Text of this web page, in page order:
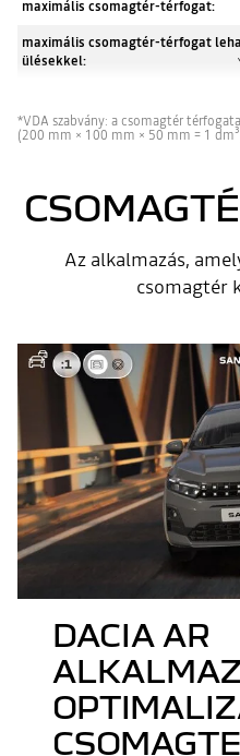
maximális csomagtér-térfogat:
maximális csomagtér-térfogat
ülésekkel:
*VDA szabvány: a csomagtér
(200 mm × 100 mm × 50 mm = 1
Az alkalmazás,
csomagtér
DACIA AR